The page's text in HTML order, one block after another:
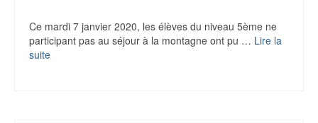
Ce mardi 7 janvier 2020, les élèves du niveau 5ème ne
participant pas au séjour à la montagne ont pu … Lire la
suite